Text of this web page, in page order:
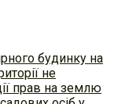
будинку на
не
прав на землю